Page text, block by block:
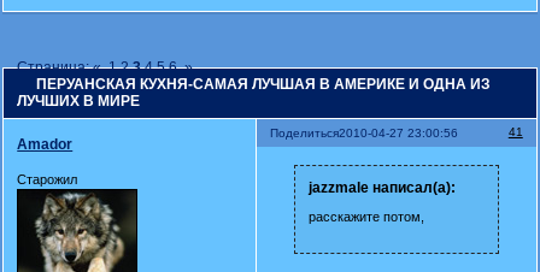
ПЕРУАНСКАЯ КУХНЯ-САМАЯ ЛУЧШАЯ В АМЕРИКЕ И ОДНА ИЗ
ЛУЧШИХ В МИРЕ
Страница:« 1 2 3 4 5 6 »
Поделиться 41
2010-04-27 23:00:56
Amador
Старожил jazzmale написал(а):
расскажите потом,